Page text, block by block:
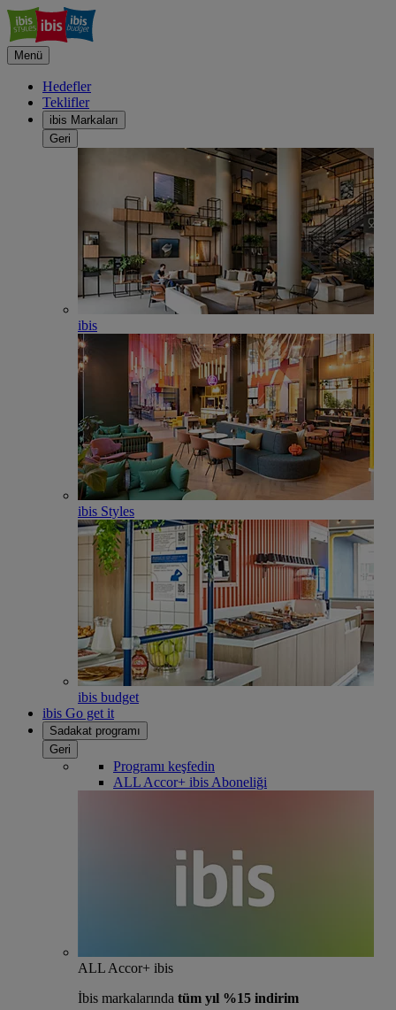
Menü
Hedefler
Teklifler
ibis Markaları
Geri
ibis
ibis Styles
ibis budget
ibis Go get it
Sadakat programı
Geri
Programı keşfedin
ALL Accor+ ibis Aboneliği
ALL Accor+ ibis
İbis markalarında tüm yıl %15 indirim